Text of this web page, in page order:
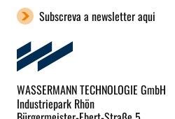
Subscreva a newsletter aqui
WASSERMANN TECHNOLOGIE GmbH
Industriepark Rhön